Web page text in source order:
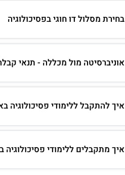
בחירת מסלול דו חוגי בפסיכולוגיה
אוניברסיטה מול מכללה - תנאי
איך להתקבל ללימודי פסיכולוגיה
איך מתקבלים ללימודי פסיכולוגיה